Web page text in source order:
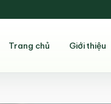
Trang chủ Giới thiệu